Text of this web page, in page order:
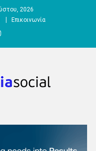
2026
Επικοινωνία